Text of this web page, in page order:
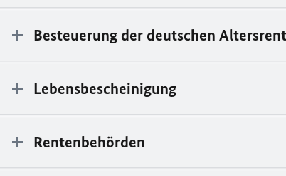
Besteuerung der deutschen
Lebensbescheinigung
Rentenbehörden